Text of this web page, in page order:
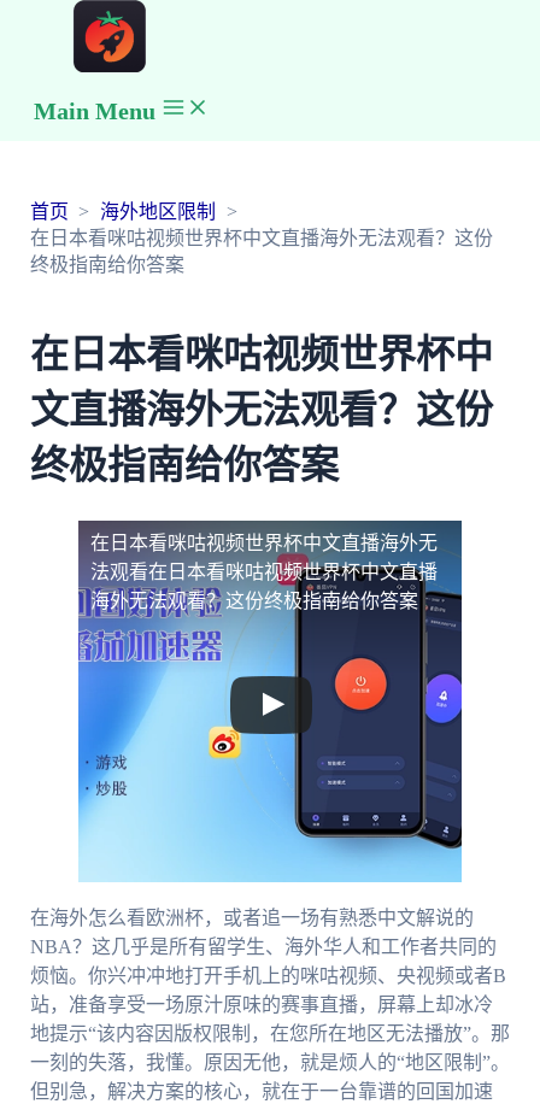
Main Menu
首页
海外地区限制
在日本看咪咕视频世界杯中文直播海外无法观看？这份
终极指南给你答案
在日本看咪咕视频世界杯中
文直播海外无法观看？这份
终极指南给你答案
在日本看咪咕视频世界杯中文直播海外无
法观看在日本看咪咕视频世界杯中文直播
海外无法观看？这份终极指南给你答案
在海外怎么看欧洲杯，或者追一场有熟悉中文解说的
NBA？这几乎是所有留学生、海外华人和工作者共同的
烦恼。你兴冲冲地打开手机上的咪咕视频、央视频或者B
站，准备享受一场原汁原味的赛事直播，屏幕上却冰冷
地提示“该内容因版权限制，在您所在地区无法播放”。那
一刻的失落，我懂。原因无他，就是烦人的“地区限制”。
但别急，解决方案的核心，就在于一台靠谱的回国加速